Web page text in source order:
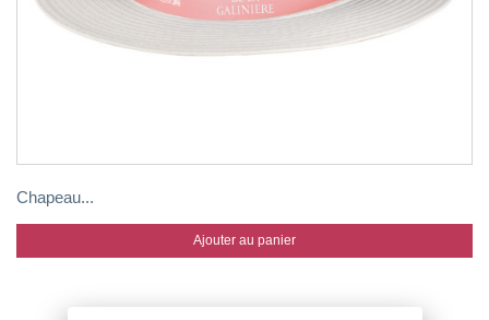
Chapeau...
Ajouter au panier